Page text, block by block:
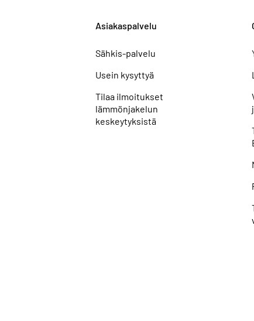
Asiakaspalvelu
Sähkis-palvelu
Usein kysyttyä
Tilaa ilmoitukset
lämmönjakelun
keskeytyksistä